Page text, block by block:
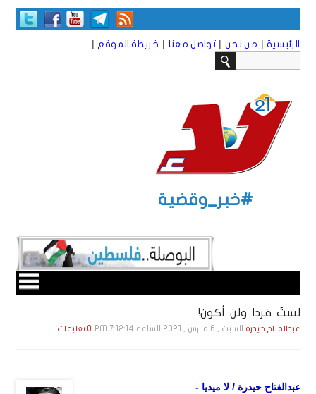
الرئيسية | من نحن | تواصل معنا | خريطة الموقع |
#خبر_وقضية
لستُ قردا ولن أكون!
عبدالفتاح حيدرة السبت , 6 مـارس , 2021 الساعة 7:12:14 PM 0 تعليقات
عبدالفتاح حيدرة / لا ميديا -